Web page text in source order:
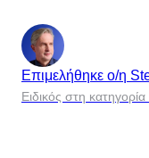
Επιμελήθηκε ο/η
Ειδικός στη